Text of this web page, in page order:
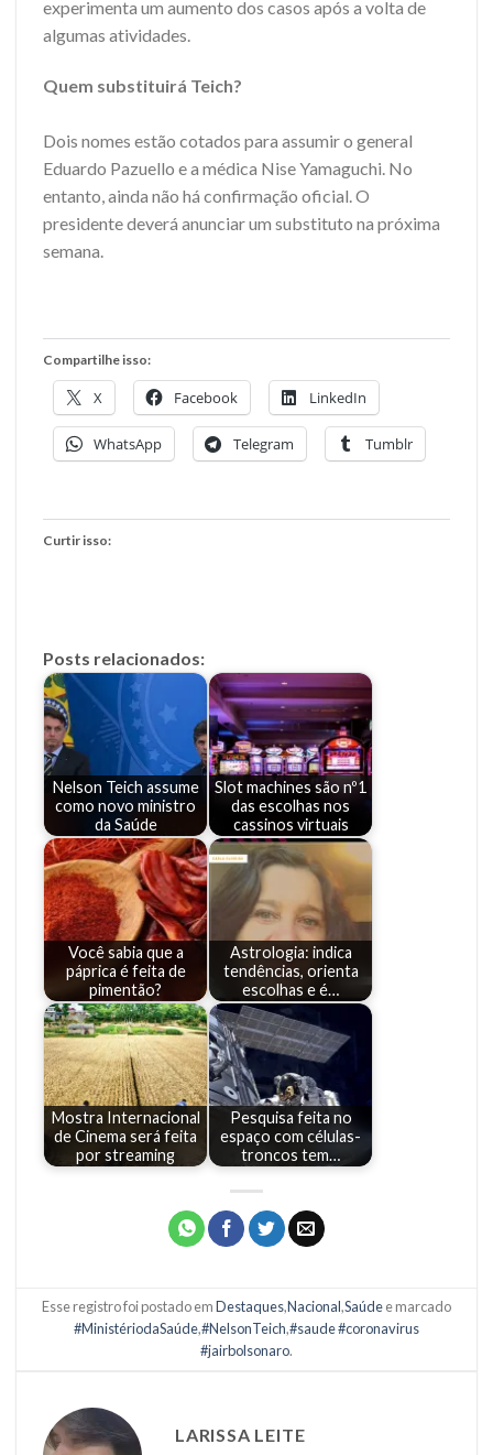
experimenta um aumento dos casos após a volta de
algumas atividades.
Quem substituirá Teich?
Dois nomes estão cotados para assumir o general
Eduardo Pazuello e a médica Nise Yamaguchi. No
entanto, ainda não há confirmação oficial. O
presidente deverá anunciar um substituto na próxima
semana.
Compartilhe isso:
X Facebook LinkedIn
WhatsApp Telegram Tumblr
Curtir isso:
Posts relacionados:
Nelson Teich assume
como novo ministro
da Saúde
Slot machines são nº1
das escolhas nos
cassinos virtuais
Você sabia que a
páprica é feita de
pimentão?
Astrologia: indica
tendências, orienta
escolhas e é…
Mostra Internacional
de Cinema será feita
por streaming
Pesquisa feita no
espaço com células-
troncos tem…
Esse registro foi postado emDestaques,Nacional,Saúdee marcado
#MinistériodaSaúde,#NelsonTeich,#saude #coronavirus
#jairbolsonaro.
LARISSA LEITE